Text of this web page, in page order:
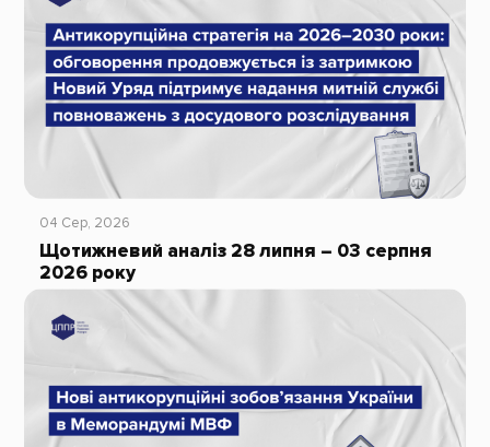
04 Сер, 2026
Щотижневий аналіз 28 липня – 03 серпня
2026 року